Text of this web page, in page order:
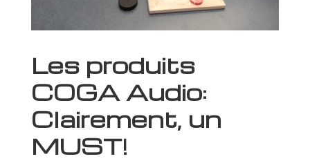
Les produits
COGA Audio:
Clairement, un
MUST!